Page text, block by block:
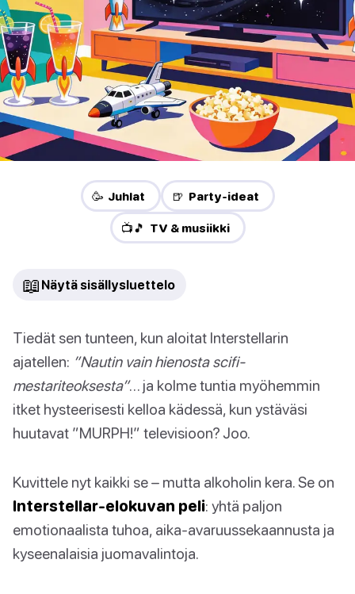
🥳 Juhlat 🍺 Party-ideat
📺🎵 TV & musiikki
📖 Näytä sisällysluettelo
Tiedät sen tunteen, kun aloitat Interstellarin
ajatellen: ”Nautin vain hienosta scifi-
mestariteoksesta”… ja kolme tuntia myöhemmin
itket hysteerisesti kelloa kädessä, kun ystäväsi
huutavat ”MURPH!” televisioon? Joo.
Kuvittele nyt kaikki se – mutta alkoholin kera. Se on
Interstellar-elokuvan peli: yhtä paljon
emotionaalista tuhoa, aika-avaruussekaannusta ja
kyseenalaisia juomavalintoja.